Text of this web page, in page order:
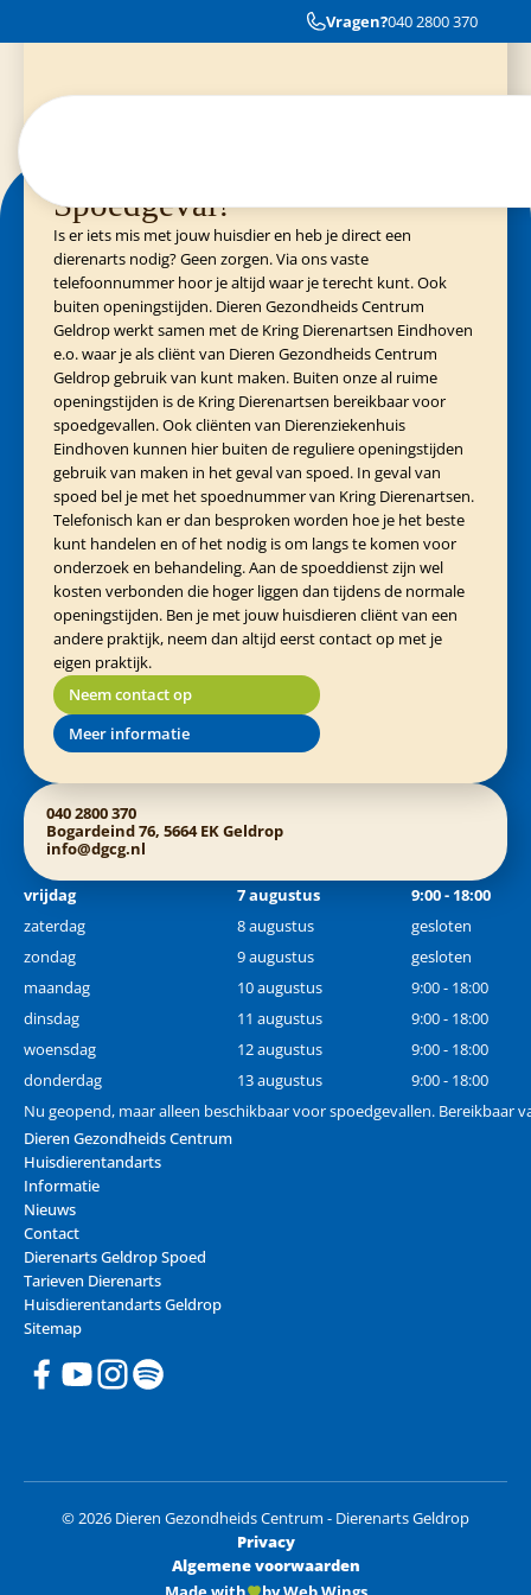
Vragen?040 2800 370
Heel goede dierenartsenpraktijk. Deskundige medewerkers die de tijd
nemen voor de patiënten.
Cliënten van Evidensia praktijken040-3035153
Spoedgeval?
Is er iets mis met jouw huisdier en heb je direct een
dierenarts nodig? Geen zorgen. Via ons vaste
telefoonnummer hoor je altijd waar je terecht kunt. Ook
buiten openingstijden. Dieren Gezondheids Centrum
Geldrop werkt samen met de Kring Dierenartsen Eindhoven
e.o. waar je als cliënt van Dieren Gezondheids Centrum
Geldrop gebruik van kunt maken. Buiten onze al ruime
openingstijden is de Kring Dierenartsen bereikbaar voor
spoedgevallen. Ook cliënten van Dierenziekenhuis
Eindhoven kunnen hier buiten de reguliere openingstijden
gebruik van maken in het geval van spoed. In geval van
spoed bel je met het spoednummer van Kring Dierenartsen.
Telefonisch kan er dan besproken worden hoe je het beste
kunt handelen en of het nodig is om langs te komen voor
onderzoek en behandeling. Aan de spoeddienst zijn wel
kosten verbonden die hoger liggen dan tijdens de normale
openingstijden. Ben je met jouw huisdieren cliënt van een
andere praktijk, neem dan altijd eerst contact op met je
eigen praktijk.
Neem contact op
Meer informatie
040 2800 370
Bogardeind 76, 5664 EK Geldrop
info@dgcg.nl
vrijdag 7 augustus
9:00 - 18:00
zaterdag
8 augustus
gesloten
zondag
9 augustus
gesloten
maandag
10 augustus
9:00 - 18:00
dinsdag
11 augustus
9:00 - 18:00
woensdag
12 augustus
9:00 - 18:00
donderdag
13 augustus
9:00 - 18:00
Nu geopend, maar alleen beschikbaar voor spoedgevallen. Bereikbaar
Dieren Gezondheids Centrum
Huisdierentandarts
Informatie
Nieuws
Contact
Dierenarts Geldrop Spoed
Tarieven Dierenarts
Huisdierentandarts Geldrop
Sitemap
© 2026 Dieren Gezondheids Centrum - Dierenarts Geldrop
Privacy
Algemene voorwaarden